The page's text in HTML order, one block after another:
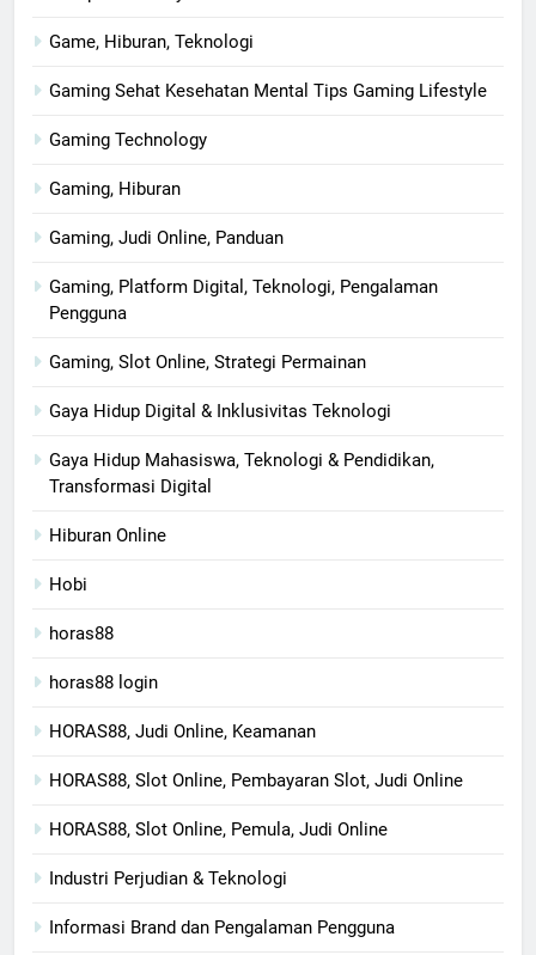
Game, Hiburan, Teknologi
Gaming Sehat Kesehatan Mental Tips Gaming Lifestyle
Gaming Technology
Gaming, Hiburan
Gaming, Judi Online, Panduan
Gaming, Platform Digital, Teknologi, Pengalaman
Pengguna
Gaming, Slot Online, Strategi Permainan
Gaya Hidup Digital & Inklusivitas Teknologi
Gaya Hidup Mahasiswa, Teknologi & Pendidikan,
Transformasi Digital
Hiburan Online
Hobi
horas88
horas88 login
HORAS88, Judi Online, Keamanan
HORAS88, Slot Online, Pembayaran Slot, Judi Online
HORAS88, Slot Online, Pemula, Judi Online
Industri Perjudian & Teknologi
Informasi Brand dan Pengalaman Pengguna